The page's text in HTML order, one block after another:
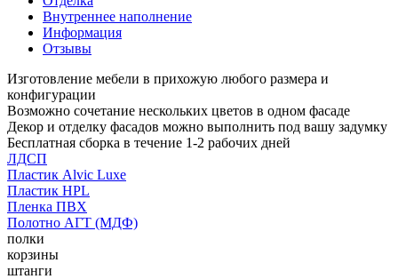
Внутреннее наполнение
Информация
Отзывы
Изготовление мебели в прихожую любого размера и
конфигурации
Возможно сочетание нескольких цветов в одном фасаде
Декор и отделку фасадов можно выполнить под вашу задумку
Бесплатная сборка в течение 1-2 рабочих дней
ЛДСП
Пластик Alvic Luxe
Пластик HPL
Пленка ПВХ
Полотно АГТ (МДФ)
полки
корзины
штанги